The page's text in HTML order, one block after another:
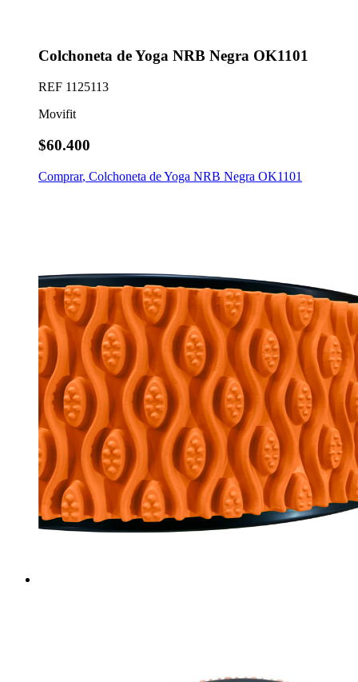
Colchoneta de Yoga NRB Negra OK1101
REF 1125113
Movifit
$60.400
Comprar, Colchoneta de Yoga NRB Negra OK1101